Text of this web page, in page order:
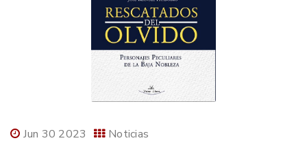
Jun 30 2023 Noticias